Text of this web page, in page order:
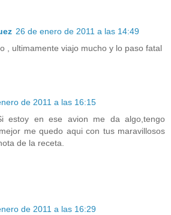
26 de enero de 2011 a las 14:49
, ultimamente viajo mucho y lo paso fatal
de 2011 a las 16:15
estoy en ese avion me da algo,tengo
me quedo aqui con tus maravillosos
de la receta.
de 2011 a las 16:29